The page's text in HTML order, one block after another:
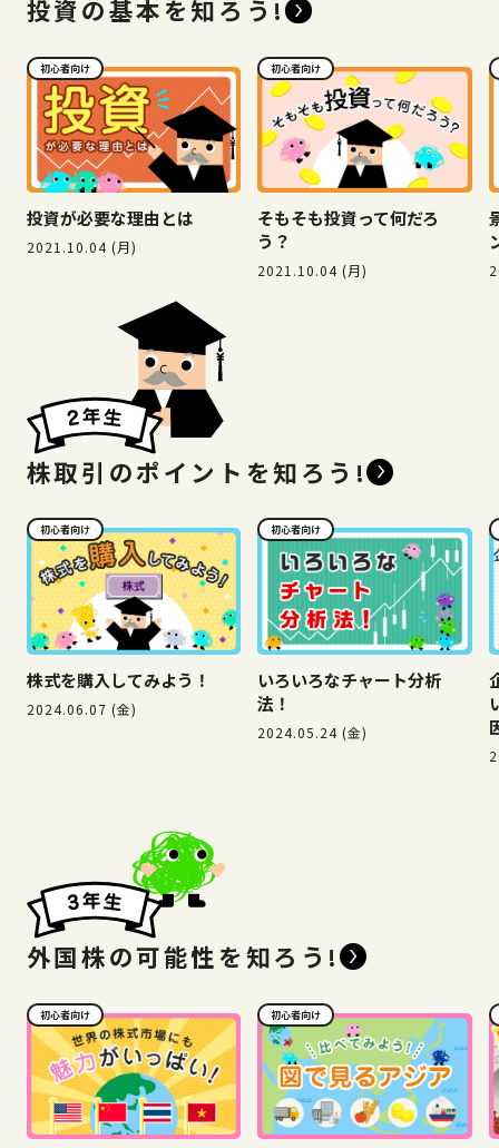
投資の基本を知ろう!
初心者向け
投資が必要な理由とは
2021.10.04 (月)
初心者向け
そもそも投資って何だろ
う？
2021.10.04 (月)
株取引のポイントを知ろう!
初心者向け
株式を購入してみよう！
2024.06.07 (金)
初心者向け
いろいろなチャート分析
法！
2024.05.24 (金)
外国株の可能性を知ろう!
初心者向け 初心者向け